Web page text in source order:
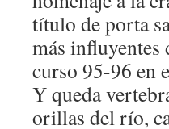
título de porta
más influyentes
curso 95-96 en
Y queda
orillas del río,